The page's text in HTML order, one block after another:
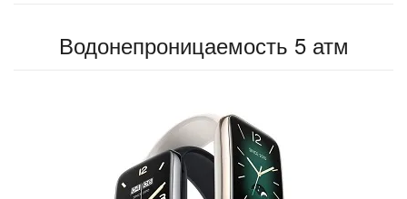
Водонепроницаемость 5 атм